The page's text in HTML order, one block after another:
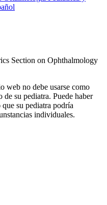
Section on Ophthalmology
web no debe usarse como
su pediatra. Puede haber
su pediatra podría
individuales.